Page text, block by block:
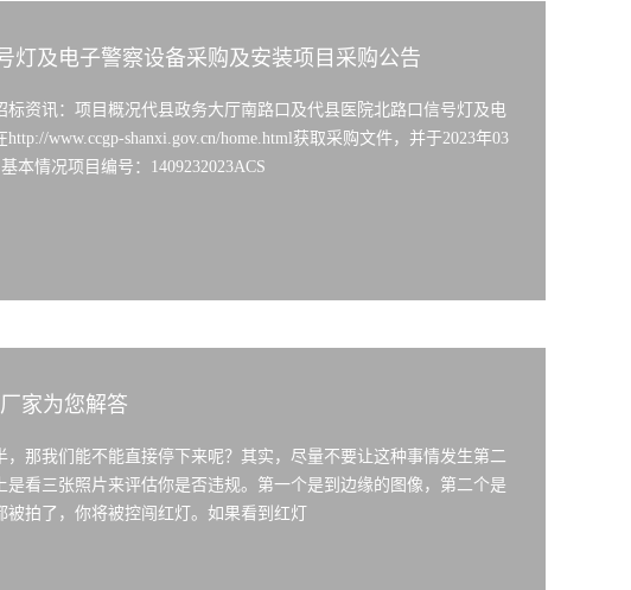
灯及电子警察设备采购及安装项目采购公告
资讯：项目概况代县政务大厅南路口及代县医院北路口信号灯及电
www.ccgp-shanxi.gov.cn/home.html获取采购文件，并于2023年03
本情况项目编号：1409232023ACS
家为您解答
那我们能不能直接停下来呢？其实，尽量不要让这种事情发生第二
看三张照片来评估你是否违规。第一个是到边缘的图像，第二个是
拍了，你将被控闯红灯。如果看到红灯